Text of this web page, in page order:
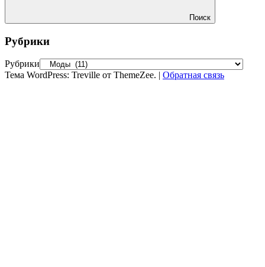
Поиск
Рубрики
Рубрики
Тема WordPress: Treville от ThemeZee. | Обратная связь